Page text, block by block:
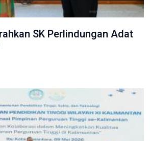
SK Perlindungan Adat